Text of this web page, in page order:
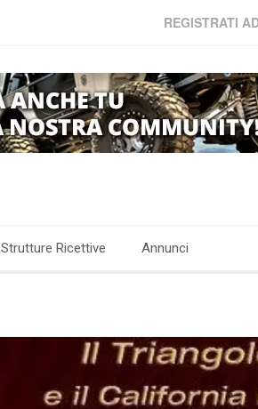
REGISTRATI
Strutture Ricettive Annunci